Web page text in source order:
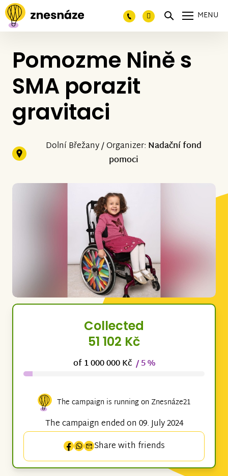
MENU
Pomozme Nině s
SMA porazit
gravitaci
Dolní Břežany / Organizer: Nadační fond
pomoci
Collected
51 102 Kč
of 1 000 000 Kč / 5 %
The campaign is running on Znesnáze21
The campaign ended on 09. July 2024
Share with friends